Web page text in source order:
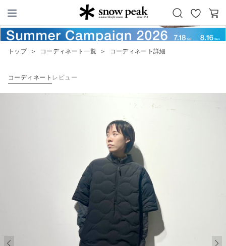
Snow Peak
お
カ
ー
トップ ＞ コーディネート一覧 ＞ コーディネート詳細
コーディネート レビュー